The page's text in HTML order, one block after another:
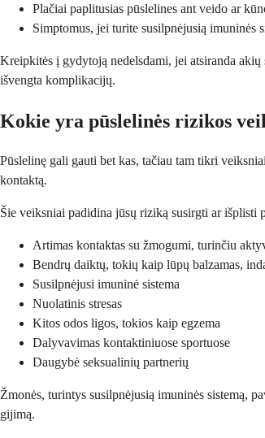
Plačiai paplitusias pūslelines ant veido ar
Simptomus, jei turite susilpnėjusią imuninės
Kreipkitės į gydytoją nedelsdami, jei atsiranda
išvengta komplikacijų.
Kokie yra pūslelinės rizikos
Pūslelinę gali gauti bet kas, tačiau tam tikri
kontaktą.
Šie veiksniai padidina jūsų riziką susirgti ar išplisti
Artimas kontaktas su žmogumi, turinčiu
Bendrų daiktų, tokių kaip lūpų balzamas,
Susilpnėjusi imuninė sistema
Nuolatinis stresas
Kitos odos ligos, tokios kaip egzema
Dalyvavimas kontaktiniuose sportuose
Daugybė seksualinių partnerių
Žmonės, turintys susilpnėjusią imuninės sistemą,
gijimą.